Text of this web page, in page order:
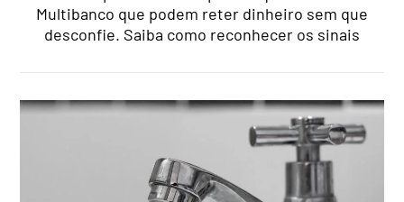
Multibanco que podem reter dinheiro sem que
desconfie. Saiba como reconhecer os sinais